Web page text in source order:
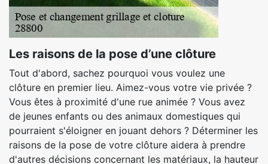
Les raisons de la pose d’une clôture
Tout d'abord, sachez pourquoi vous voulez une
clôture en premier lieu. Aimez-vous votre vie privée ?
Vous êtes à proximité d'une rue animée ? Vous avez
de jeunes enfants ou des animaux domestiques qui
pourraient s'éloigner en jouant dehors ? Déterminer les
raisons de la pose de votre clôture aidera à prendre
d'autres décisions concernant les matériaux, la hauteur